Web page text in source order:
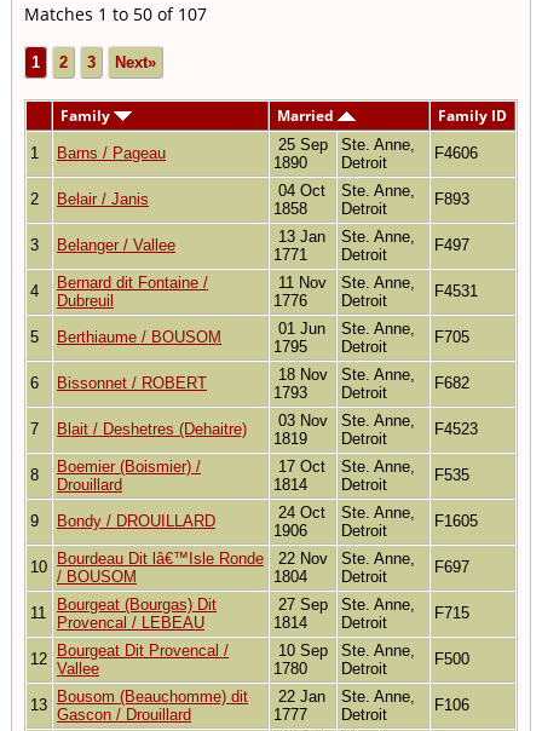
Matches 1 to 50 of 107
1 2 3 Next»
Family Married Family ID
1 Barns / Pageau
25 Sep
1890
Ste. Anne,
Detroit
F4606
2 Belair / Janis
04 Oct
1858
Ste. Anne,
Detroit
F893
3 Belanger / Vallee
13 Jan
1771
Ste. Anne,
Detroit
F497
4
Bernard dit Fontaine /
Dubreuil
11 Nov
1776
Ste. Anne,
Detroit
F4531
5 Berthiaume / BOUSOM
01 Jun
1795
Ste. Anne,
Detroit
F705
6 Bissonnet / ROBERT
18 Nov
1793
Ste. Anne,
Detroit
F682
7 Blait / Deshetres (Dehaitre)
03 Nov
1819
Ste. Anne,
Detroit
F4523
8
Boemier (Boismier) /
Drouillard
17 Oct
1814
Ste. Anne,
Detroit
F535
9 Bondy / DROUILLARD
24 Oct
1906
Ste. Anne,
Detroit
F1605
10
Bourdeau Dit lâ€™Isle Ronde
/ BOUSOM
22 Nov
1804
Ste. Anne,
Detroit
F697
11
Bourgeat (Bourgas) Dit
Provencal / LEBEAU
27 Sep
1814
Ste. Anne,
Detroit
F715
12
Bourgeat Dit Provencal /
Vallee
10 Sep
1780
Ste. Anne,
Detroit
F500
13
Bousom (Beauchomme) dit
Gascon / Drouillard
22 Jan
1777
Ste. Anne,
Detroit
F106